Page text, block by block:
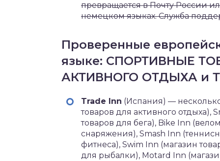
превращается в Почту России
немецком языках. Служба
Проверенные
языке: СПОРТИВНЫЕ
АКТИВНОГО ОТДЫХА и
Trade Inn (Испания) —
товаров для активного
товаров для бега), Bike Inn
снаряжения), Smash Inn
фитнеса), Swim Inn (магазин
для рыбалки), Motard Inn